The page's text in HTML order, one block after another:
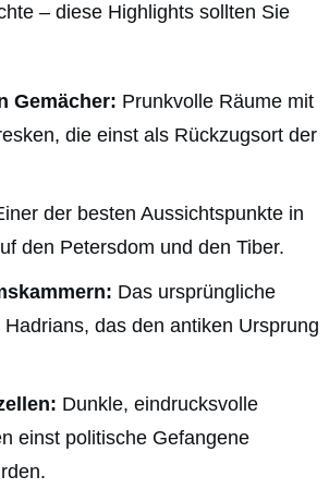
– diese Highlights sollten Sie
Gemächer: Prunkvolle Räume mit
die einst als Rückzugsort der
der besten Aussichtspunkte in
den Petersdom und den Tiber.
Das ursprüngliche
das den antiken Ursprung
Dunkle, eindrucksvolle
einst politische Gefangene